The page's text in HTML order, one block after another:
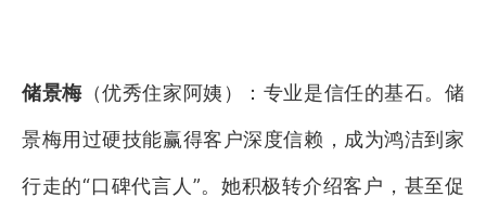
储景梅（优秀住家阿姨）：专业是信任的基石。储
景梅用过硬技能赢得客户深度信赖，成为鸿洁到家
行走的“口碑代言人”。她积极转介绍客户，甚至促